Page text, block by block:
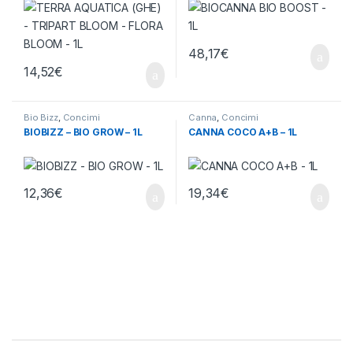
14,52€
48,17€
Bio Bizz, Concimi
BIOBIZZ – BIO GROW – 1L
12,36€
Canna, Concimi
CANNA COCO A+B – 1L
19,34€